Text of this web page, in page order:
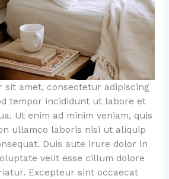
sit amet, consectetur adipiscing
tempor incididunt ut labore et
Ut enim ad minim veniam, quis
ullamco laboris nisi ut aliquip
Duis aute irure dolor in
velit esse cillum dolore
Excepteur sint occaecat